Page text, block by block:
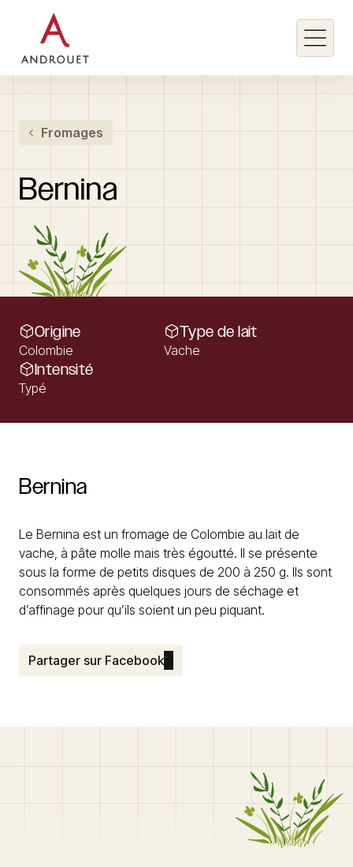
Rechercher un mot clé
Fromages
Bernina
Origine
Colombie
Type de lait
Vache
Intensité
Typé
Bernina
Le Bernina est un fromage de Colombie au lait de
vache, à pâte molle mais très égoutté. Il se présente
sous la forme de petits disques de 200 à 250 g. Ils sont
consommés après quelques jours de séchage et
d’affinage pour qu’ils soient un peu piquant.
Partager sur Facebook